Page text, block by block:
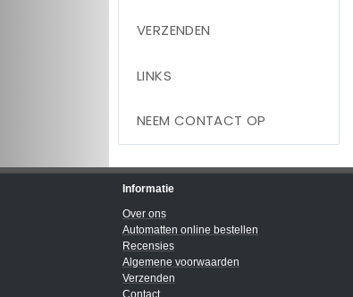
VERZENDEN
LINKS
NEEM CONTACT OP
Informatie
Over ons
Automatten online bestellen
Recensies
Algemene voorwaarden
Verzenden
Contact